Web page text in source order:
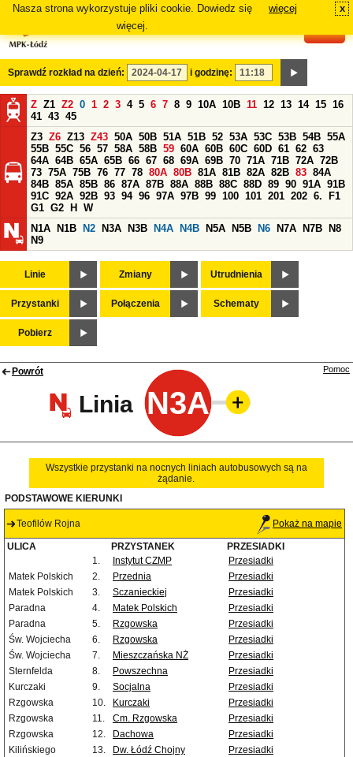
Nasza strona wykorzystuje pliki cookie. Dowiedz się
więcej.
więcej x
Sprawdź rozkład na dzień: i godzinę:
Z Z1 Z2 0 1 2 3 4 5 6 7 8 9 10A 10B 11 12 13 14 15 16
41 43 45
Z3 Z6 Z13 Z43 50A 50B 51A 51B 52 53A 53C 53B 54B 55A
55B 55C 56 57 58A 58B 59 60A 60B 60C 60D 61 62 63
64A 64B 65A 65B 66 67 68 69A 69B 70 71A 71B 72A 72B
73 75A 75B 76 77 78 80A 80B 81A 81B 82A 82B 83 84A
84B 85A 85B 86 87A 87B 88A 88B 88C 88D 89 90 91A 91B
91C 92A 92B 93 94 96 97A 97B 99 100 101 201 202 6.
F1
G1 G2 H
W
N1A
N1B N2 N3A N3B N4A N4B N5A N5B N6 N7A N7B
N8
N9
Linie Zmiany Utrudnienia
Przystanki Połączenia Schematy
Pobierz
Powrót
Linia N3A
Pomoc
Wszystkie przystanki na nocnych liniach autobusowych są na
żądanie.
PODSTAWOWE KIERUNKI
Teofilów Rojna Pokaż na mapie
ULICA PRZYSTANEK
PRZESIADKI
1.
Instytut CZMP
Przesiadki
Matek Polskich
2. Przednia
Przesiadki
Matek Polskich
3. Sczanieckiej
Przesiadki
Paradna
4. Matek Polskich
Przesiadki
Paradna
5. Rzgowska
Przesiadki
Św. Wojciecha
6. Rzgowska
Przesiadki
Św. Wojciecha
7. Mieszczańska NŻ
Przesiadki
Sternfelda
8. Powszechna
Przesiadki
Kurczaki
9. Socjalna
Przesiadki
Rzgowska
10. Kurczaki
Przesiadki
Rzgowska
11. Cm. Rzgowska
Przesiadki
Rzgowska
12. Dachowa
Przesiadki
Kilińskiego
13. Dw. Łódź Chojny
Przesiadki